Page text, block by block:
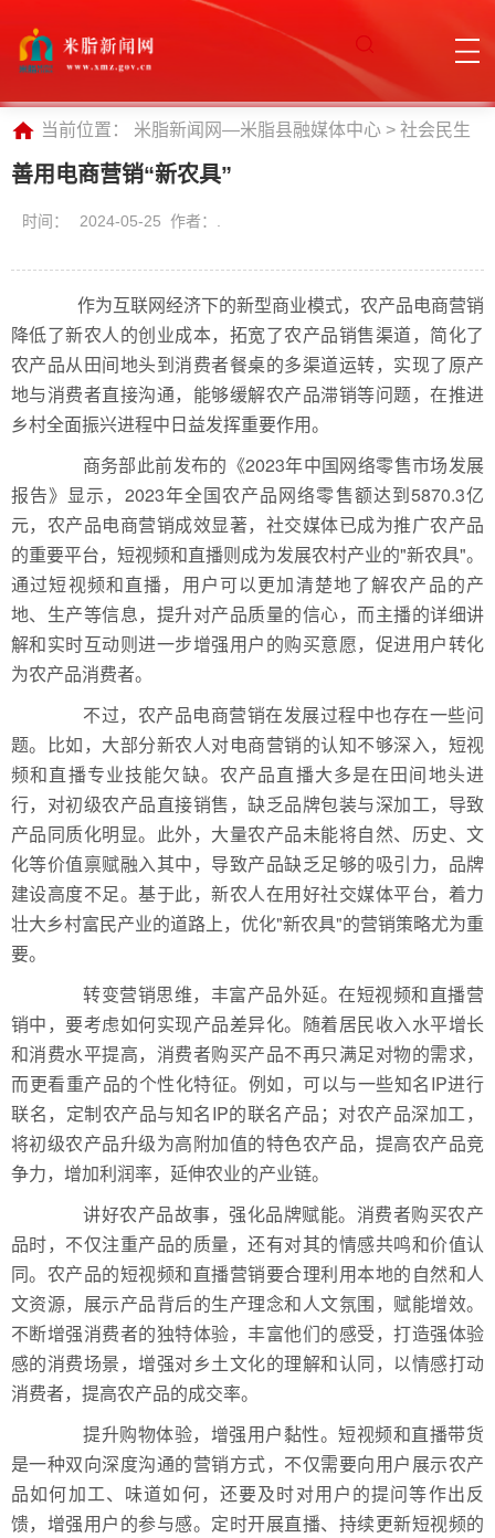
当前位置： 米脂新闻网—米脂县融媒体中心 > 社会民生
善用电商营销“新农具”
时间： 2024-05-25 作者：.
作为互联网经济下的新型商业模式，农产品电商营销
降低了新农人的创业成本，拓宽了农产品销售渠道，简化了
农产品从田间地头到消费者餐桌的多渠道运转，实现了原产
地与消费者直接沟通，能够缓解农产品滞销等问题，在推进
乡村全面振兴进程中日益发挥重要作用。
商务部此前发布的《2023年中国网络零售市场发展
报告》显示，2023年全国农产品网络零售额达到5870.3亿
元，农产品电商营销成效显著，社交媒体已成为推广农产品
的重要平台，短视频和直播则成为发展农村产业的"新农具"。
通过短视频和直播，用户可以更加清楚地了解农产品的产
地、生产等信息，提升对产品质量的信心，而主播的详细讲
解和实时互动则进一步增强用户的购买意愿，促进用户转化
为农产品消费者。
不过，农产品电商营销在发展过程中也存在一些问
题。比如，大部分新农人对电商营销的认知不够深入，短视
频和直播专业技能欠缺。农产品直播大多是在田间地头进
行，对初级农产品直接销售，缺乏品牌包装与深加工，导致
产品同质化明显。此外，大量农产品未能将自然、历史、文
化等价值禀赋融入其中，导致产品缺乏足够的吸引力，品牌
建设高度不足。基于此，新农人在用好社交媒体平台，着力
壮大乡村富民产业的道路上，优化"新农具"的营销策略尤为重
要。
转变营销思维，丰富产品外延。在短视频和直播营
销中，要考虑如何实现产品差异化。随着居民收入水平增长
和消费水平提高，消费者购买产品不再只满足对物的需求，
而更看重产品的个性化特征。例如，可以与一些知名IP进行
联名，定制农产品与知名IP的联名产品；对农产品深加工，
将初级农产品升级为高附加值的特色农产品，提高农产品竞
争力，增加利润率，延伸农业的产业链。
讲好农产品故事，强化品牌赋能。消费者购买农产
品时，不仅注重产品的质量，还有对其的情感共鸣和价值认
同。农产品的短视频和直播营销要合理利用本地的自然和人
文资源，展示产品背后的生产理念和人文氛围，赋能增效。
不断增强消费者的独特体验，丰富他们的感受，打造强体验
感的消费场景，增强对乡土文化的理解和认同，以情感打动
消费者，提高农产品的成交率。
提升购物体验，增强用户黏性。短视频和直播带货
是一种双向深度沟通的营销方式，不仅需要向用户展示农产
品如何加工、味道如何，还要及时对用户的提问等作出反
馈，增强用户的参与感。定时开展直播、持续更新短视频的